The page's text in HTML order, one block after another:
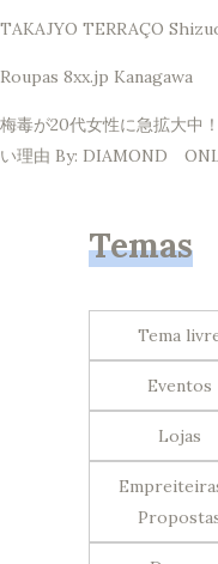
TAKAJYO TERRAÇO
Roupas 8xx.jp Kanagawa
梅毒が20代女性に急拡大中
い理由 By: DIAMOND
Temas
Tema
Eventos
Lojas